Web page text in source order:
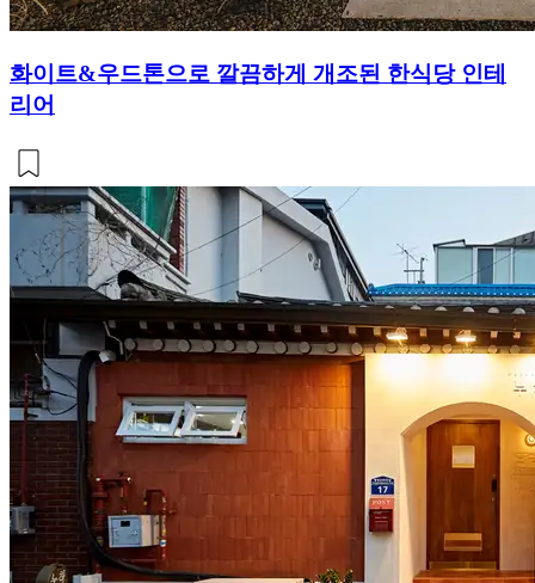
화이트&우드톤으로 깔끔하게 개조된 한식당 인테
리어